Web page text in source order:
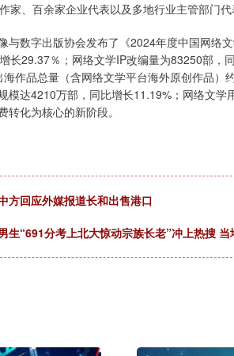
家、百余家企业代表以及多地行业主管部门代
与数字出版协会发布了《2024年度中国网络
长29.37％；网络文学IP改编量为83250部，
作品总量（含网络文学平台海外原创作品
模达4210万部，同比增长11.19%；网络文
转化为核心的新阶段。
方回应外媒报道长和出售港口
生“691分考上北大惊动宗族长老”冲上热搜 当